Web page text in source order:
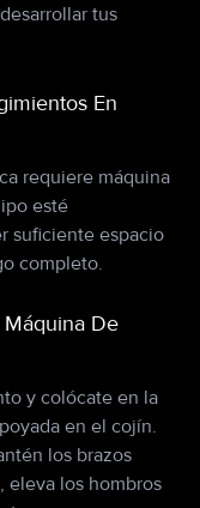
tus
En
requiere máquina
esté
suficiente espacio
completo.
De
y colócate en la
en el cojín.
los brazos
eleva los hombros